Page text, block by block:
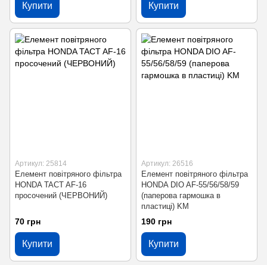
Купити Купити
Артикул: 25814
Елемент повітряного фільтра
HONDA TACT AF-16
просочений (ЧЕРВОНИЙ)
70 грн
Купити
Артикул: 26516
Елемент повітряного фільтра
HONDA DIO AF-55/56/58/59
(паперова гармошка в
пластиці) KM
190 грн
Купити